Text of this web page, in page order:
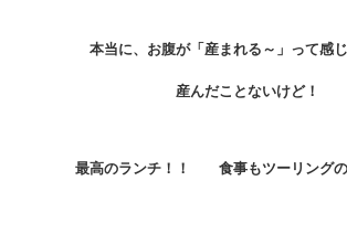
本当に、お腹が「産まれる～」って感
産んだことないけど！
最高のランチ！！ 食事もツーリングの